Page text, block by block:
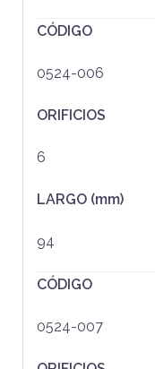
CÓDIGO
0524-006
ORIFICIOS
6
LARGO (mm)
94
CÓDIGO
0524-007